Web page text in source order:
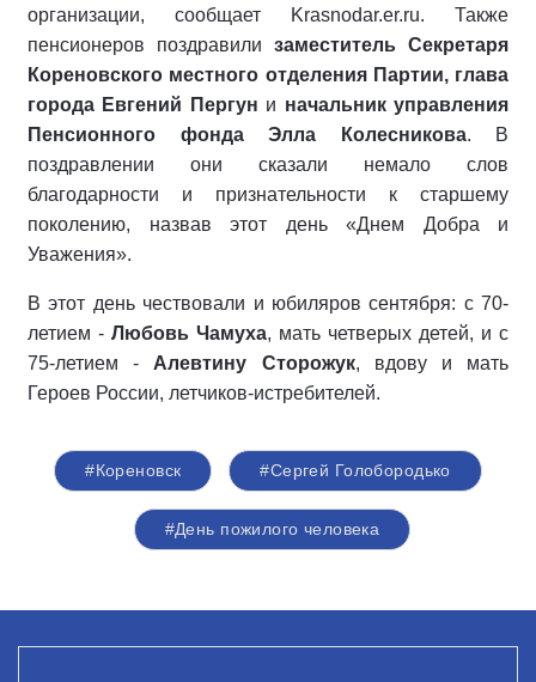
организации, сообщает Krasnodar.er.ru. Также
пенсионеров поздравили заместитель Секретаря
Кореновского местного отделения Партии, глава
города Евгений Пергун и начальник управления
Пенсионного фонда Элла Колесникова. В
поздравлении они сказали немало слов
благодарности и признательности к старшему
поколению, назвав этот день «Днем Добра и
Уважения».
В этот день чествовали и юбиляров сентября: с 70-
летием - Любовь Чамуха, мать четверых детей, и с
75-летием - Алевтину Сторожук, вдову и мать
Героев России, летчиков-истребителей.
#Кореновск #Сергей Голобородько
#День пожилого человека